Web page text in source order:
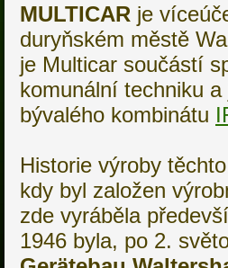
MULTICAR je
duryňském městě
je Multicar součástí
komunální techniku
bývalého kombinátu
Historie výroby
kdy byl založen
zde vyráběla
1946 byla, po 2.